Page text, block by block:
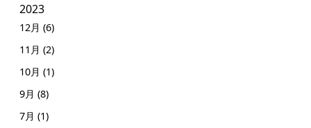
2023
12月 (6)
11月 (2)
10月 (1)
9月 (8)
7月 (1)